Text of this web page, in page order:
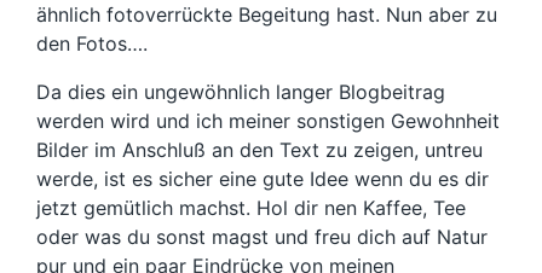
ähnlich fotoverrückte Begeitung hast. Nun aber zu
den Fotos….
Da dies ein ungewöhnlich langer Blogbeitrag
werden wird und ich meiner sonstigen Gewohnheit
Bilder im Anschluß an den Text zu zeigen, untreu
werde, ist es sicher eine gute Idee wenn du es dir
jetzt gemütlich machst. Hol dir nen Kaffee, Tee
oder was du sonst magst und freu dich auf Natur
pur und ein paar Eindrücke von meinen